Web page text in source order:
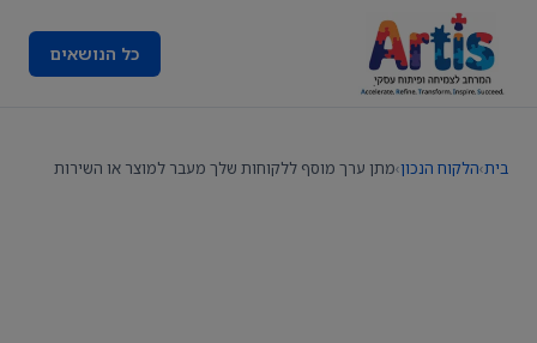
כל הנושאים
בית›הלקוח הנכון›מתן ערך מוסף ללקוחות שלך מעבר למוצר או השירות